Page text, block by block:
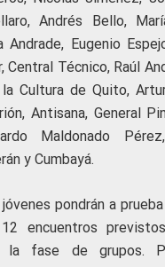
Andrés Bello,
Andrade, Eugenio
Central Técnico, Raúl
Cultura de Quito,
Antisana, General
Maldonado
y Cumbayá.
pondrán a
encuentros
la fase de grupos.